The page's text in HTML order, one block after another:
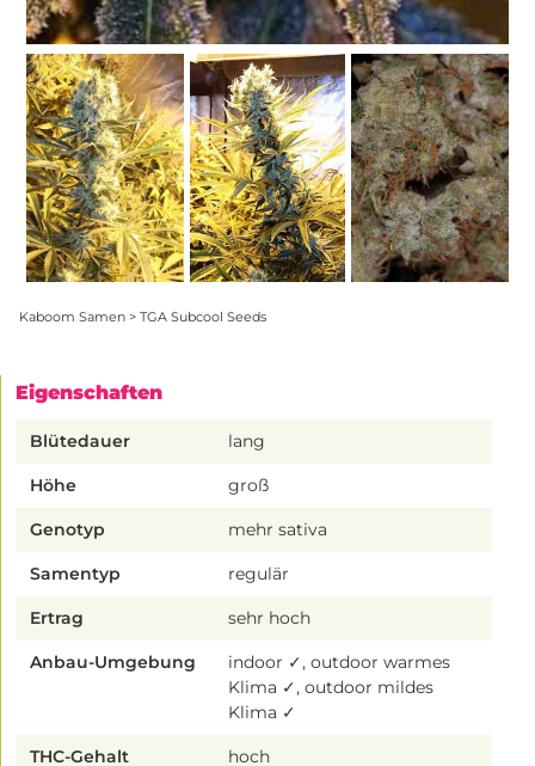
Kaboom Samen > TGA Subcool Seeds
Eigenschaften
Blütedauer lang
Höhe groß
Genotyp mehr sativa
Samentyp regulär
Ertrag sehr hoch
Anbau-Umgebung
indoor ✓, outdoor warmes
Klima ✓, outdoor mildes
Klima ✓
THC-Gehalt hoch